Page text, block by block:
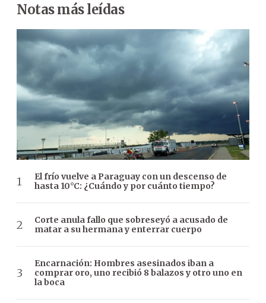
Notas más leídas
El frío vuelve a Paraguay con un descenso de
hasta 10°C: ¿Cuándo y por cuánto tiempo?
Corte anula fallo que sobreseyó a acusado de
matar a su hermana y enterrar cuerpo
Encarnación: Hombres asesinados iban a
comprar oro, uno recibió 8 balazos y otro uno en
la boca